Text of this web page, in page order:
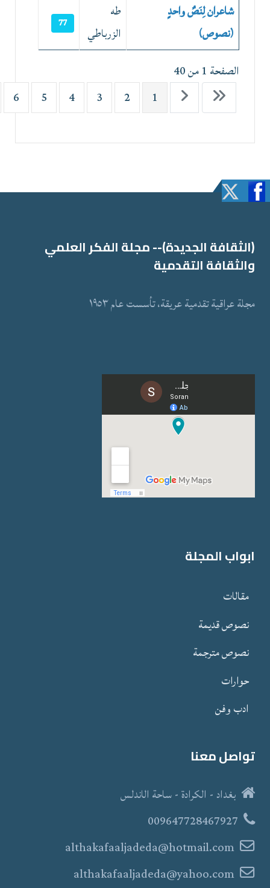
شاعران لِنَصٌ واحدٍ
(نصوص)
طه
الزرباطي
77
الصفحة 1 من 40
1
2
3
4
5
6
(الثقافة الجدیدة)-- مجلة الفكر العلمي
والثقافة التقدمیة
مجلة عراقیة تقدمیة عریقة، تأسست عام ١٩٥٣
ابواب المجلة
مقالات
نصوص قدیمة
نصوص مترجمة
حوارات
ادب وفن
تواصل معنا
بغداد - الكرادة - ساحة الاندلس
009647728467927
althakafaaljadeda@hotmail.com
althakafaaljadeda@yahoo.com